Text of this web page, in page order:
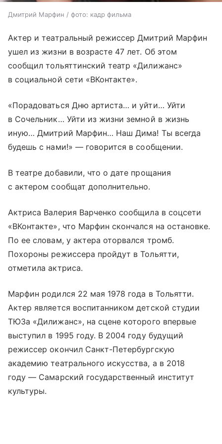
Дмитрий Марфин / фото: кадр фильма
Актер и театральный режиссер Дмитрий Марфин
ушел из жизни в возрасте 47 лет. Об этом
сообщил тольяттинский театр «Дилижанс»
в социальной сети «ВКонтакте».
«Порадоваться Дню артиста… и уйти… Уйти
в Сочельник… Уйти из жизни земной в жизнь
иную… Дмитрий Марфин… Наш Дима! Ты всегда
будешь с нами!» — говорится в сообщении.
В театре добавили, что о дате прощания
с актером сообщат дополнительно.
Актриса Валерия Варченко сообщила в соцсети
«ВКонтакте», что Марфин скончался на остановке.
По ее словам, у актера оторвался тромб.
Похороны режиссера пройдут в Тольятти,
отметила актриса.
Марфин родился 22 мая 1978 года в Тольятти.
Актер является воспитанником детской студии
ТЮЗа «Дилижанс», на сцене которого впервые
выступил в 1995 году. В 2004 году будущий
режиссер окончил Санкт-Петербургскую
академию театрального искусства, а в 2018
году — Самарский государственный институт
культуры.